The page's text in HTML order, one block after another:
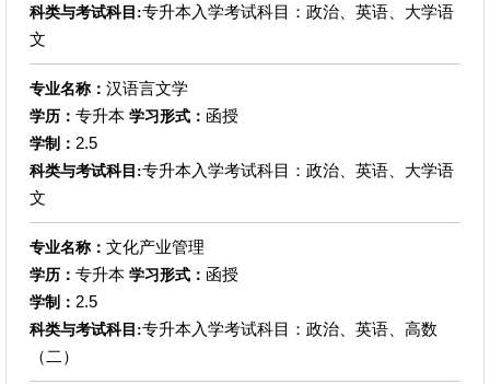
科类与考试科目:专升本入学考试科目：政治、英语、大学语
文
专业名称： 汉语言文学
学历： 专升本 学习形式： 函授
学制： 2.5
科类与考试科目:专升本入学考试科目：政治、英语、大学语
文
专业名称： 文化产业管理
学历： 专升本 学习形式： 函授
学制： 2.5
科类与考试科目:专升本入学考试科目：政治、英语、高数
（二）